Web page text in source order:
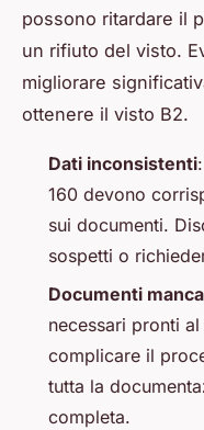
possono ritardare il
un rifiuto del visto.
migliorare
ottenere il visto B2.
Dati inconsistenti
160 devono
sui documenti.
sospetti o
Documenti
necessari pronti
complicare il
tutta la
completa.